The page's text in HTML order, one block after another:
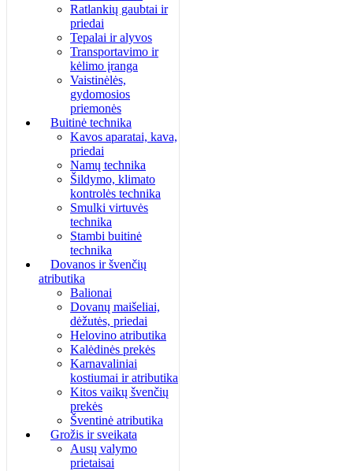
Ratlankių gaubtai ir
priedai
Tepalai ir alyvos
Transportavimo ir
kėlimo įranga
Vaistinėlės,
gydomosios
priemonės
Buitinė technika
Kavos aparatai, kava,
priedai
Namų technika
Šildymo, klimato
kontrolės technika
Smulki virtuvės
technika
Stambi buitinė
technika
Dovanos ir švenčių
atributika
Balionai
Dovanų maišeliai,
dėžutės, priedai
Helovino atributika
Kalėdinės prekės
Karnavaliniai
kostiumai ir atributika
Kitos vaikų švenčių
prekės
Šventinė atributika
Grožis ir sveikata
Ausų valymo
prietaisai